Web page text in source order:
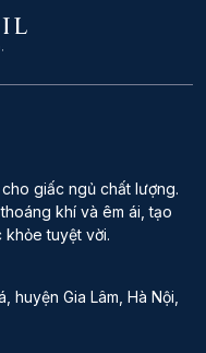
giấc ngủ chất lượng.
khí và êm ái, tạo
khỏe tuyệt vời.
huyện Gia Lâm, Hà Nội,